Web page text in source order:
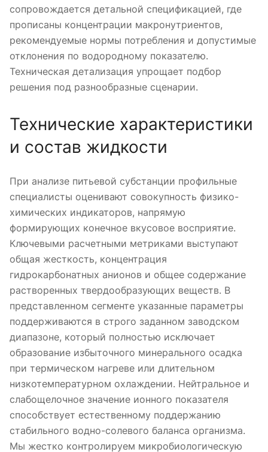
сопровождается детальной спецификацией, где
прописаны концентрации макронутриентов,
рекомендуемые нормы потребления и допустимые
отклонения по водородному показателю.
Техническая детализация упрощает подбор
решения под разнообразные сценарии.
Технические характеристики
и состав жидкости
При анализе питьевой субстанции профильные
специалисты оценивают совокупность физико-
химических индикаторов, напрямую
формирующих конечное вкусовое восприятие.
Ключевыми расчетными метриками выступают
общая жесткость, концентрация
гидрокарбонатных анионов и общее содержание
растворенных твердообразующих веществ. В
представленном сегменте указанные параметры
поддерживаются в строго заданном заводском
диапазоне, который полностью исключает
образование избыточного минерального осадка
при термическом нагреве или длительном
низкотемпературном охлаждении. Нейтральное и
слабощелочное значение ионного показателя
способствует естественному поддержанию
стабильного водно-солевого баланса организма.
Мы жестко контролируем микробиологическую